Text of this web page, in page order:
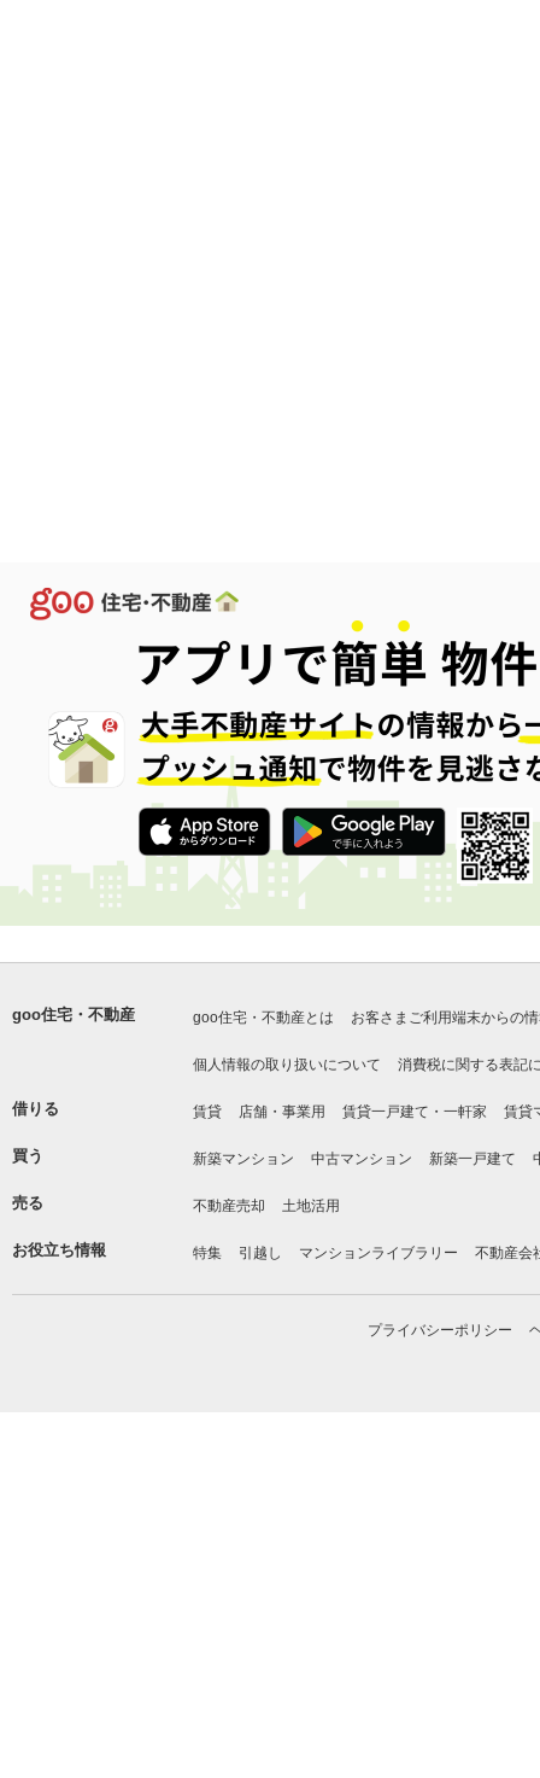
goo住宅・不動産 goo住宅・不動産とは お客さまご利用端末からの
個人情報の取り扱いについて 消費税に関する表記
借りる 賃貸 店舗・事業用 賃貸一戸建て・一軒家 賃貸
買う 新築マンション 中古マンション 新築一戸建て
売る 不動産売却 土地活用
お役立ち情報 特集 引越し マンションライブラリー 不動産会
プライバシーポリシー